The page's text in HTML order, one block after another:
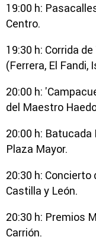
19:00 h:
Centro.
19:30 h: Corrida
(Ferrera, El Fandi,
20:00 h:
del Maestro
20:00 h:
Plaza Mayor.
20:30 h:
Castilla y León.
20:30 h: Premios
Carrión.